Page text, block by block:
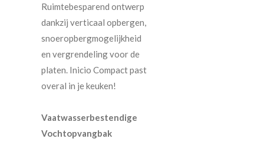
Ruimtebesparend ontwerp
dankzij verticaal opbergen,
snoeropbergmogelijkheid
en vergrendeling voor de
platen. Inicio Compact past
overal in je keuken!
Vaatwasserbestendige
Vochtopvangbak